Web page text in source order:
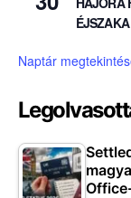
Naptár